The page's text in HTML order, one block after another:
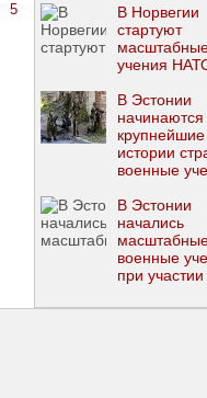
5
В Норвегии
стартуют
учения
В Эстонии
начинаются
крупнейшие
истории
военные
В Эстонии
начались
военные
при